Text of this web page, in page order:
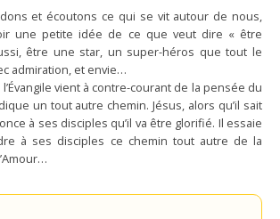
et écoutons ce qui se vit autour de nous,
une petite idée de ce que veut dire « être
être une star, un super-héros que tout le
admiration, et envie…
vient à contre-courant de la pensée du
un tout autre chemin. Jésus, alors qu’il sait
à ses disciples qu’il va être glorifié. Il essaie
à ses disciples ce chemin tout autre de la